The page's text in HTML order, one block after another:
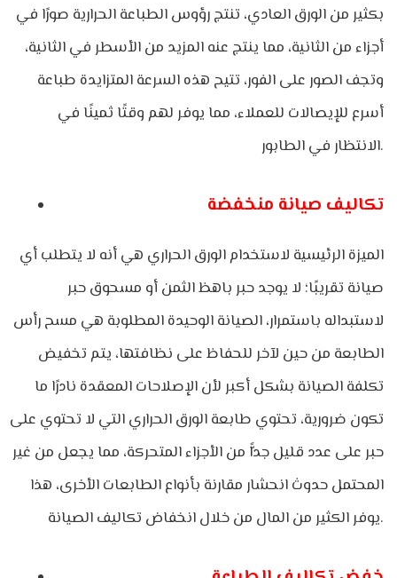
بكثير من الورق العادي، تنتج رؤوس الطباعة الحرارية صورًا في
أجزاء من الثانية، مما ينتج عنه المزيد من الأسطر في الثانية،
وتجف الصور على الفور، تتيح هذه السرعة المتزايدة طباعة
أسرع للإيصالات للعملاء، مما يوفر لهم وقتًا ثمينًا في
الانتظار في الطابور.
تكاليف صيانة منخفضة
الميزة الرئيسية لاستخدام الورق الحراري هي أنه لا يتطلب أي
صيانة تقريبًا؛ لا يوجد حبر باهظ الثمن أو مسحوق حبر
لاستبداله باستمرار، الصيانة الوحيدة المطلوبة هي مسح رأس
الطابعة من حين لآخر للحفاظ على نظافتها، يتم تخفيض
تكلفة الصيانة بشكل أكبر لأن الإصلاحات المعقدة نادرًا ما
تكون ضرورية، تحتوي طابعة الورق الحراري التي لا تحتوي على
حبر على عدد قليل جدًّا من الأجزاء المتحركة، مما يجعل من غير
المحتمل حدوث انحشار مقارنة بأنواع الطابعات الأخرى، هذا
يوفر الكثير من المال من خلال انخفاض تكاليف الصيانة.